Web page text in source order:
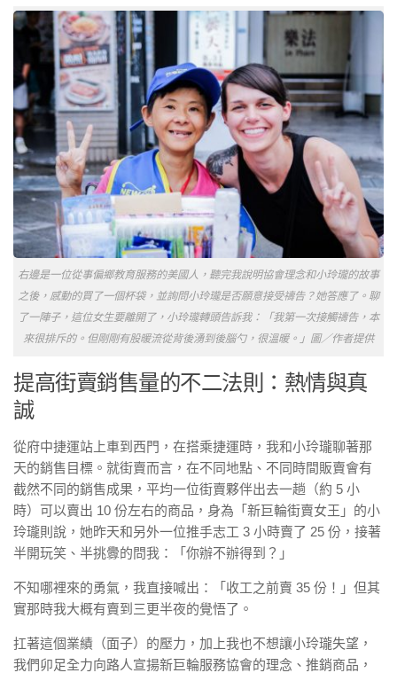
右邊是一位從事偏鄉教育服務的美國人，聽完我說明協會理念和小玲瓏的故事
之後，感動的買了一個杯袋，並詢問小玲瓏是否願意接受禱告？她答應了。聊
了一陣子，這位女生要離開了，小玲瓏轉頭告訴我：「我第一次接觸禱告，本
來很排斥的。但剛剛有股暖流從背後湧到後腦勺，很溫暖。」圖／作者提供
提高街賣銷售量的不二法則：熱情與真
誠
從府中捷運站上車到西門，在搭乘捷運時，我和小玲瓏聊著那
天的銷售目標。就街賣而言，在不同地點、不同時間販賣會有
截然不同的銷售成果，平均一位街賣夥伴出去一趟（約 5 小
時）可以賣出 10 份左右的商品，身為「新巨輪街賣女王」的小
玲瓏則說，她昨天和另外一位推手志工 3 小時賣了 25 份，接著
半開玩笑、半挑釁的問我：「你辦不辦得到？」
不知哪裡來的勇氣，我直接喊出：「收工之前賣 35 份！」但其
實那時我大概有賣到三更半夜的覺悟了。
扛著這個業績（面子）的壓力，加上我也不想讓小玲瓏失望，
我們卯足全力向路人宣揚新巨輪服務協會的理念、推銷商品，